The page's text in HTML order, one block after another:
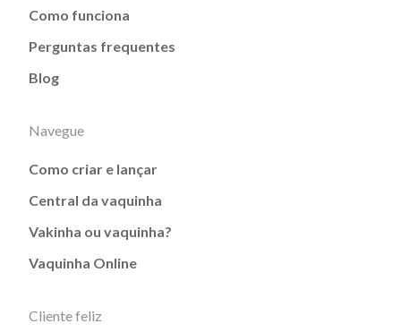
Como funciona
Perguntas frequentes
Blog
Navegue
Como criar e lançar
Central da vaquinha
Vakinha ou vaquinha?
Vaquinha Online
Cliente feliz